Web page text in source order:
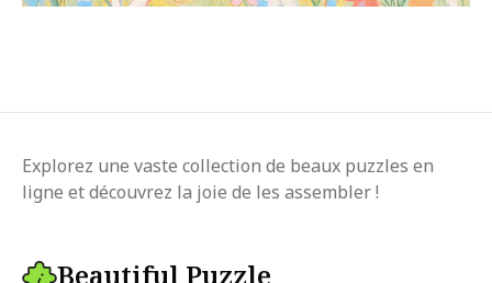
Explorez une vaste collection de beaux puzzles en
ligne et découvrez la joie de les assembler !
Beautiful Puzzle